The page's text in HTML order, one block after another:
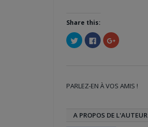
Share this:
Cliquez
pour
partager
fenêtre)
Cliquez
pour
partager
fenêtre)
Cliquez
pour
nouvelle
PARLEZ-EN À VOS AMIS !
A PROPOS DE L'AUTEUR